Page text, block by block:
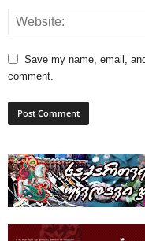
Save my name, email,
comment.